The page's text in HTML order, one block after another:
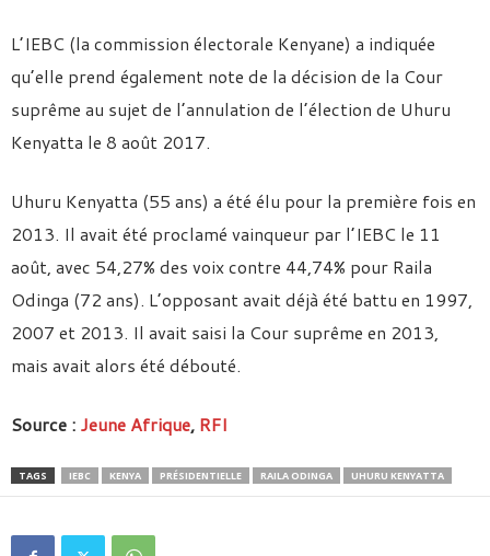
L’IEBC (la commission électorale Kenyane) a indiquée
qu’elle prend également note de la décision de la Cour
suprême au sujet de l’annulation de l’élection de Uhuru
Kenyatta le 8 août 2017.
Uhuru Kenyatta (55 ans) a été élu pour la première fois en
2013. Il avait été proclamé vainqueur par l’IEBC le 11
août, avec 54,27% des voix contre 44,74% pour Raila
Odinga (72 ans). L’opposant avait déjà été battu en 1997,
2007 et 2013. Il avait saisi la Cour suprême en 2013,
mais avait alors été débouté.
Source : Jeune Afrique, RFI
TAGS IEBC KENYA PRÉSIDENTIELLE RAILA ODINGA UHURU KENYATTA